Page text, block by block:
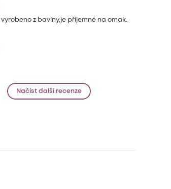
vyrobeno z bavlny,je příjemné na omak.
Načíst další recenze